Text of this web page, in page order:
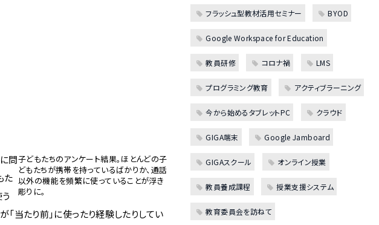
子どもたちのアンケート結果。ほとんどの子
どもたちが携帯を持っているばかりか、通話
以外の機能を頻繁に使っていることが浮き
彫りに。
問
た
当たり前」に使ったり経験したりしてい
フラッシュ型教材活用セミナー BYOD
Google Workspace for Education
教員研修 コロナ禍 LMS
プログラミング教育 アクティブラーニング
今から始めるタブレットPC クラウド
GIGA端末 Google Jamboard
GIGAスクール オンライン授業
教員養成課程 授業支援システム
教育委員会を訪ねて